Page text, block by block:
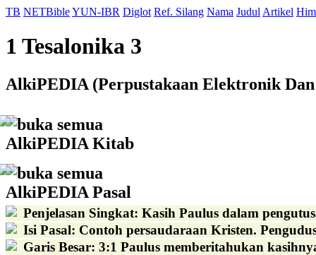
TB NETBibleYUN-IBR Diglot Ref. Silang Nama Judul Artikel
1 Tesalonika 3
AlkiPEDIA (Perpustakaan Elektronik
buka semua
AlkiPEDIA Kitab
buka semua
AlkiPEDIA Pasal
Penjelasan Singkat: Kasih Paulus dalam
Isi Pasal: Contoh persaudaraan Kristen.
Garis Besar: 3:1 Paulus memberitahukan